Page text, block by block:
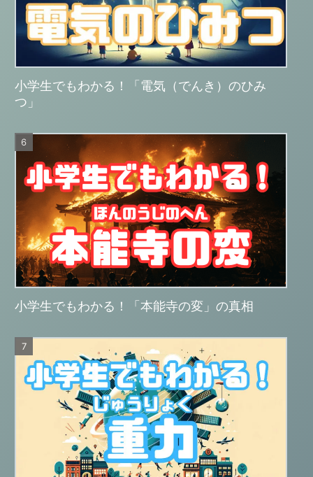
小学生でもわかる！「電気（でんき）のひみ
つ」
小学生でもわかる！「本能寺の変」の真相